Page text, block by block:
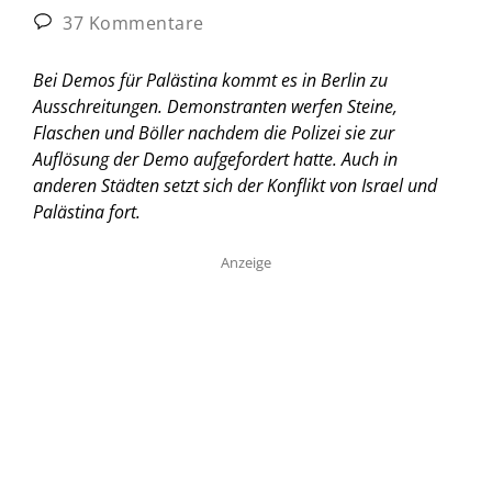
37 Kommentare
Bei Demos für Palästina kommt es in Berlin zu
Ausschreitungen. Demonstranten werfen Steine,
Flaschen und Böller nachdem die Polizei sie zur
Auflösung der Demo aufgefordert hatte. Auch in
anderen Städten setzt sich der Konflikt von Israel und
Palästina fort.
Anzeige